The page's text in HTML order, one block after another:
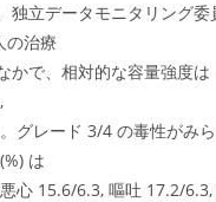
独立データモニタリング
の治療
かで、相対的な容量強度は
グレード 3/4 の毒性がみ
は
心 15.6/6.3, 嘔吐 17.2/6.3,